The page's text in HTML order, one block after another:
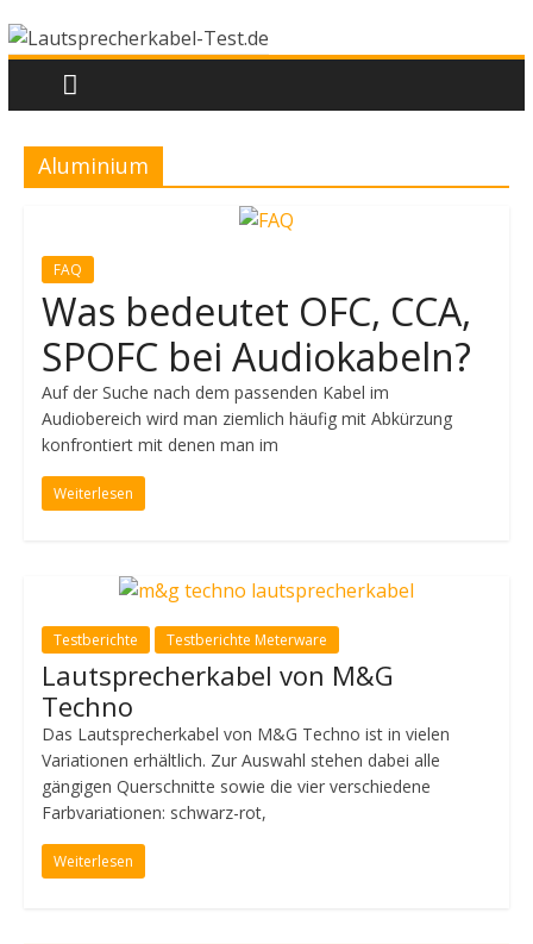
Zum
Inhalt
springen
Lautsprecherkabel-
Test.de
Tests,
Kaufberatung
Informationen
Aluminium
FAQ
Was bedeutet OFC, CCA,
SPOFC bei Audiokabeln?
Auf der Suche nach dem passenden Kabel im
Audiobereich wird man ziemlich häufig mit Abkürzung
konfrontiert mit denen man im
Weiterlesen
Testberichte Testberichte Meterware
Lautsprecherkabel von M&G
Techno
Das Lautsprecherkabel von M&G Techno ist in vielen
Variationen erhältlich. Zur Auswahl stehen dabei alle
gängigen Querschnitte sowie die vier verschiedene
Farbvariationen: schwarz-rot,
Weiterlesen